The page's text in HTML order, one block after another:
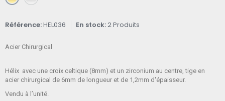
Référence HEL036 En stock 2 Produits
Acier Chirurgical
Hélix avec une croix celtique (8mm) et un zirconium au centre, tige en
acier chirurgical de 6mm de longueur et de 1,2mm d'épaisseur.
Vendu à l’unité.